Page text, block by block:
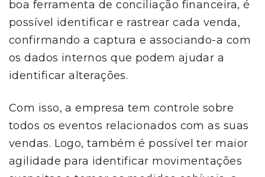
boa ferramenta de conciliação financeira, é
possível identificar e rastrear cada venda,
confirmando a captura e associando-a com
os dados internos que podem ajudar a
identificar alterações.
Com isso, a empresa tem controle sobre
todos os eventos relacionados com as suas
vendas. Logo, também é possível ter maior
agilidade para identificar movimentações